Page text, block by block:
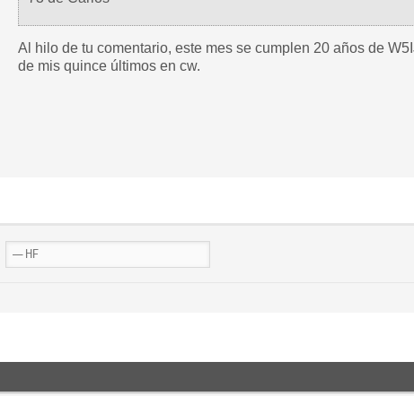
Al hilo de tu comentario, este mes se cumplen 20 años de
de mis quince últimos en cw.